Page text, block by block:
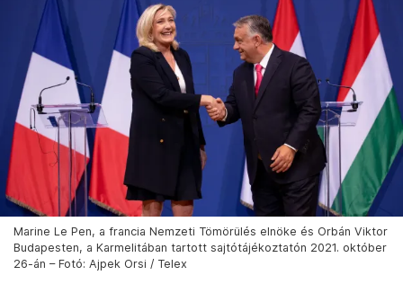
Marine Le Pen, a francia Nemzeti Tömörülés elnöke és Orbán Viktor
Budapesten, a Karmelitában tartott sajtótájékoztatón 2021. október
26-án – Fotó: Ajpek Orsi / Telex